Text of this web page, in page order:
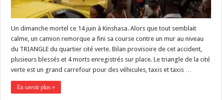
Un dimanche mortel ce 14 juin à Kinshasa. Alors que tout semblait
calme, un camion remorque a fini sa course contre un mur au niveau
du TRIANGLE du quartier cité verte. Bilan provisoire de cet accident,
plusieurs blessés et 4 morts enregistrés sur place. Le triangle de la cité
verte est un grand carrefour pour des véhicules, taxis et taxis …
En savoir plus »